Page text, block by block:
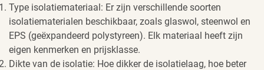
Type isolatiemateriaal: Er zijn verschillende soorten
isolatiematerialen beschikbaar, zoals glaswol, steenwol en
EPS (geëxpandeerd polystyreen). Elk materiaal heeft zijn
eigen kenmerken en prijsklasse.
Dikte van de isolatie: Hoe dikker de isolatielaag, hoe beter